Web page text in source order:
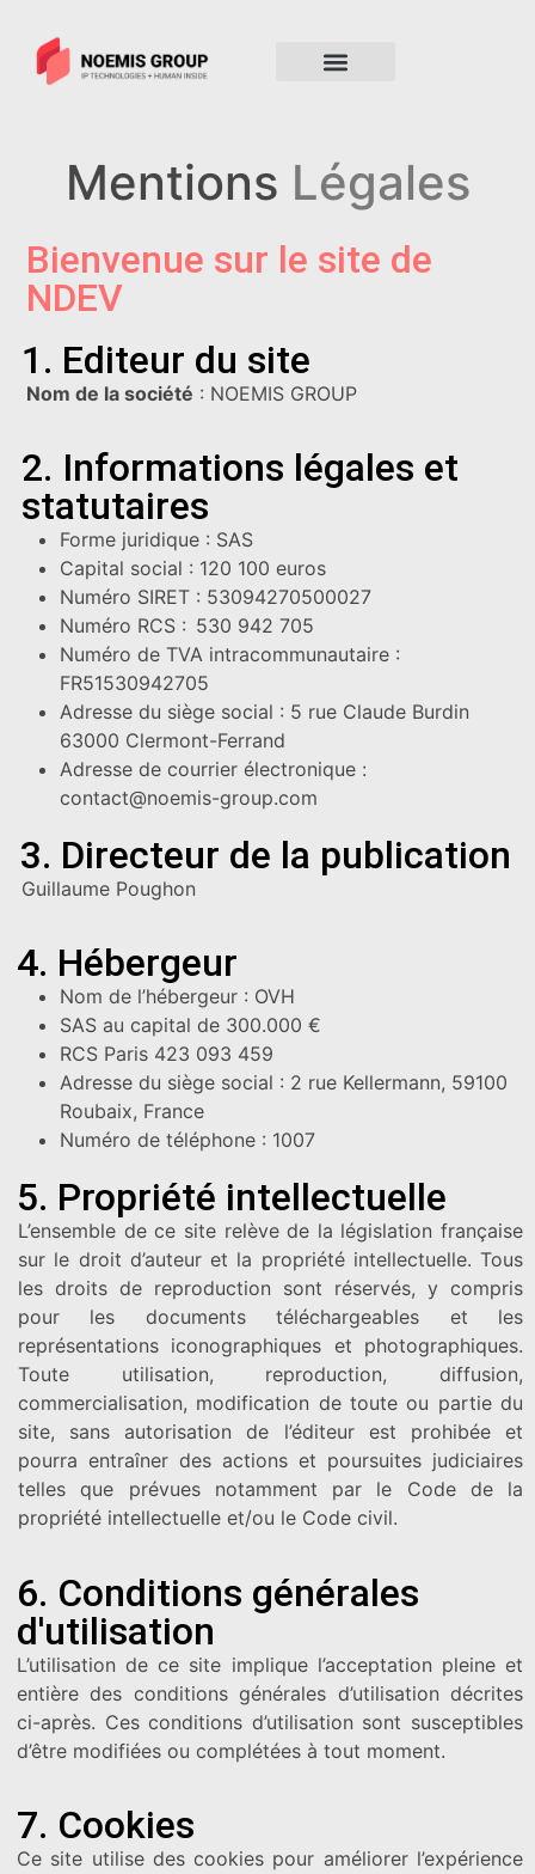
Mentions Légales
Bienvenue sur le site de
NDEV
1. Editeur du site
Nom de la société : NOEMIS GROUP
2. Informations légales et
statutaires
Forme juridique : SAS
Capital social : 120 100 euros
Numéro SIRET : 53094270500027
Numéro RCS : 530 942 705
Numéro de TVA intracommunautaire :
FR51530942705
Adresse du siège social : 5 rue Claude Burdin
63000 Clermont-Ferrand
Adresse de courrier électronique :
contact@noemis-group.com
3. Directeur de la publication
Guillaume Poughon
4. Hébergeur
Nom de l’hébergeur : OVH
SAS au capital de 300.000 €
RCS Paris 423 093 459
Adresse du siège social : 2 rue Kellermann, 59100
Roubaix, France
Numéro de téléphone : 1007
5. Propriété intellectuelle
L’ensemble de ce site relève de la législation française
sur le droit d’auteur et la propriété intellectuelle. Tous
les droits de reproduction sont réservés, y compris
pour les documents téléchargeables et les
représentations iconographiques et photographiques.
Toute utilisation, reproduction, diffusion,
commercialisation, modification de toute ou partie du
site, sans autorisation de l’éditeur est prohibée et
pourra entraîner des actions et poursuites judiciaires
telles que prévues notamment par le Code de la
propriété intellectuelle et/ou le Code civil.
6. Conditions générales
d'utilisation
L’utilisation de ce site implique l’acceptation pleine et
entière des conditions générales d’utilisation décrites
ci-après. Ces conditions d’utilisation sont susceptibles
d’être modifiées ou complétées à tout moment.
7. Cookies
Ce site utilise des cookies pour améliorer l’expérience